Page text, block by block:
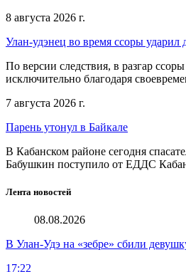
8 августа 2026 г.
Улан-удэнец во время ссоры ударил
По версии следствия, в разгар
исключительно благодаря
7 августа 2026 г.
Парень утонул в Байкале
В Кабанском районе сегодня
Бабушкин поступило от ЕДДС
Лента новостей
08.08.2026
В Улан-Удэ на «зебре» сбили
17:22